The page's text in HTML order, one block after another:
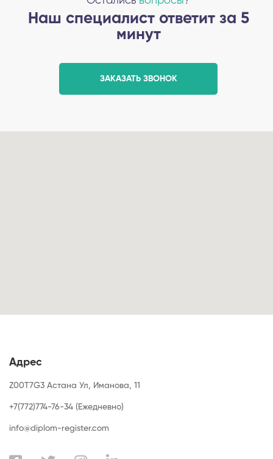
Наш специалист ответит за 5
минут
ЗАКАЗАТЬ ЗВОНОК
Адрес
Z00T7G3 Астана Ул, Иманова, 11
+7(772)774-76-34 (Ежедневно)
info@diplom-register.com